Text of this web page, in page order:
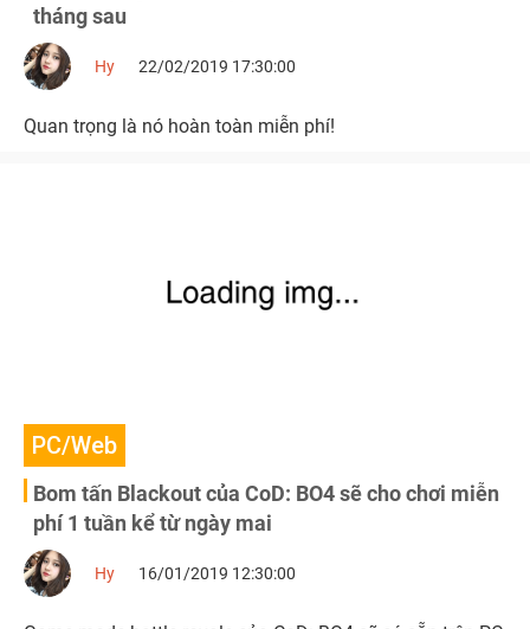
tháng sau
Hy 22/02/2019 17:30:00
Quan trọng là nó hoàn toàn miễn phí!
PC/Web
Bom tấn Blackout của CoD: BO4 sẽ cho chơi miễn
phí 1 tuần kể từ ngày mai
Hy 16/01/2019 12:30:00